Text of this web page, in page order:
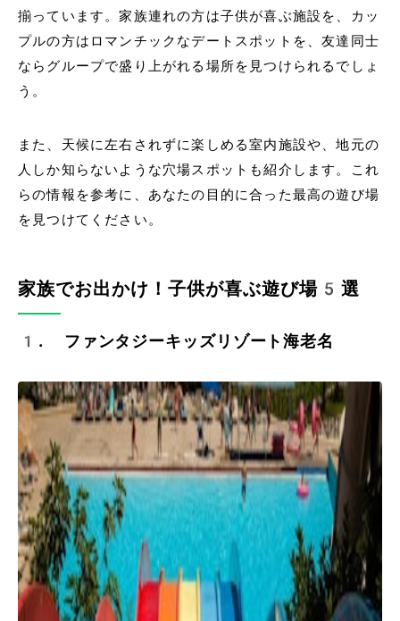
揃っています。家族連れの方は子供が喜ぶ施設を、カッ
プルの方はロマンチックなデートスポットを、友達同士
ならグループで盛り上がれる場所を見つけられるでしょ
う。
また、天候に左右されずに楽しめる室内施設や、地元の
人しか知らないような穴場スポットも紹介します。これ
らの情報を参考に、あなたの目的に合った最高の遊び場
を見つけてください。
家族でお出かけ！子供が喜ぶ遊び場5選
1. ファンタジーキッズリゾート海老名